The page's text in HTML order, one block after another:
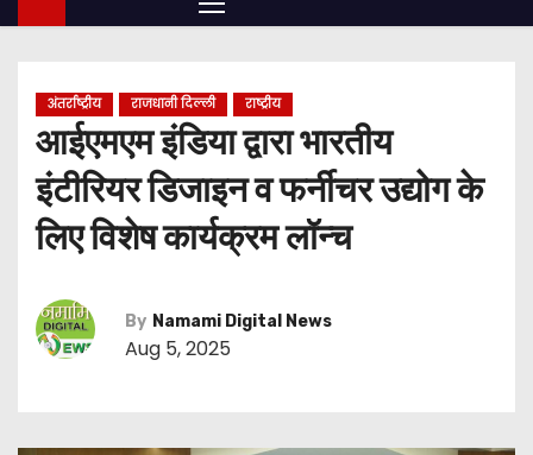
अंतर्राष्ट्रीय राजधानी दिल्ली राष्ट्रीय
आईएमएम इंडिया द्वारा भारतीय
इंटीरियर डिजाइन व फर्नीचर उद्योग के
लिए विशेष कार्यक्रम लॉन्च
By Namami Digital News
Aug 5, 2025